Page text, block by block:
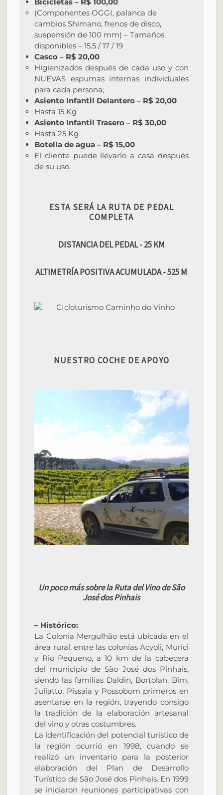
Bicicletas – R$ 100,00
(Componentes OGGI, palanca de
cambios Shimano, frenos de disco,
suspensión de 100 mm) – Tamaños
disponibles – 15.5 / 17 / 19
Casco – R$ 20,00
Higienizados después de cada uso y con
NUEVAS espumas internas individuales
para cada persona;
Asiento Infantil Delantero – R$ 20,00
Hasta 15 Kg
Asiento Infantil Trasero – R$ 30,00
Hasta 25 Kg
Botella de agua – R$ 15,00
El cliente puede llevarlo a casa después
de su uso.
ESTA SERÁ LA RUTA DE PEDAL
COMPLETA
DISTANCIA DEL PEDAL - 25 KM
ALTIMETRÍA POSITIVA ACUMULADA - 525 M
NUESTRO COCHE DE APOYO
Un poco más sobre la Ruta del Vino de São
José dos Pinhais
– Histórico:
La Colonia Mergulhão está ubicada en el
área rural, entre las colonias Acyoli, Murici
y Rio Pequeno, a 10 km de la cabecera
del municipio de São José dos Pinhais,
siendo las familias Daldin, Bortolan, Bim,
Juliatto, Pissaia y Possobom primeros en
asentarse en la región, trayendo consigo
la tradición de la elaboración artesanal
del vino y otras costumbres.
La identificación del potencial turístico de
la región ocurrió en 1998, cuando se
realizó un inventario para la posterior
elaboración del Plan de Desarrollo
Turístico de São José dos Pinhais. En 1999
se iniciaron reuniones participativas con